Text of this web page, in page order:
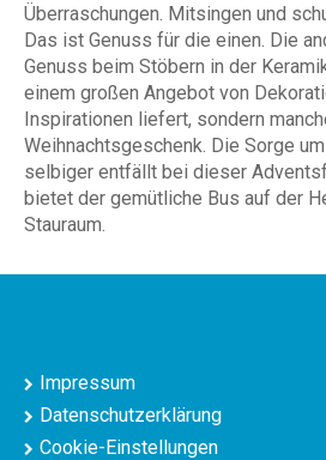
Überraschungen. Mitsingen und
Das ist Genuss für die einen. Die
Genuss beim Stöbern in der
einem großen Angebot von
Inspirationen liefert, sondern
Weihnachtsgeschenk. Die Sorge
selbiger entfällt bei dieser
bietet der gemütliche Bus auf der
Stauraum.
Impressum
Datenschutzerklärung
Cookie-Einstellungen